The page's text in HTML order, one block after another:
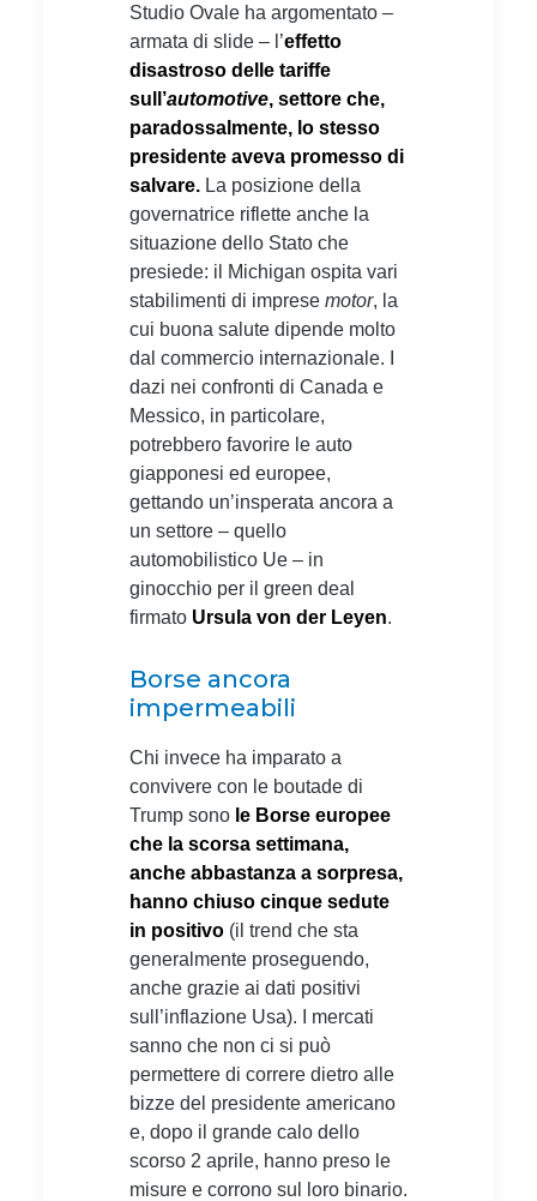
Studio Ovale ha argomentato –
armata di slide – l’effetto
disastroso delle tariffe
sull’automotive, settore che,
paradossalmente, lo stesso
presidente aveva promesso di
salvare. La posizione della
governatrice riflette anche la
situazione dello Stato che
presiede: il Michigan ospita vari
stabilimenti di imprese motor, la
cui buona salute dipende molto
dal commercio internazionale. I
dazi nei confronti di Canada e
Messico, in particolare,
potrebbero favorire le auto
giapponesi ed europee,
gettando un’insperata ancora a
un settore – quello
automobilistico Ue – in
ginocchio per il green deal
firmato Ursula von der Leyen.
Borse ancora
impermeabili
Chi invece ha imparato a
convivere con le boutade di
Trump sono le Borse europee
che la scorsa settimana,
anche abbastanza a sorpresa,
hanno chiuso cinque sedute
in positivo (il trend che sta
generalmente proseguendo,
anche grazie ai dati positivi
sull’inflazione Usa). I mercati
sanno che non ci si può
permettere di correre dietro alle
bizze del presidente americano
e, dopo il grande calo dello
scorso 2 aprile, hanno preso le
misure e corrono sul loro binario.